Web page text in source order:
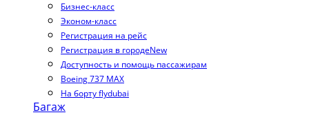
Бизнес-класс
Эконом-класс
Регистрация на рейс
Регистрация в городеNew
Доступность и помощь пассажирам
Boeing 737 MAX
На борту flydubai
Багаж